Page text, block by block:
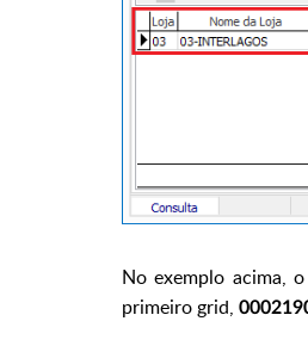
No exemplo acima,
primeiro grid,